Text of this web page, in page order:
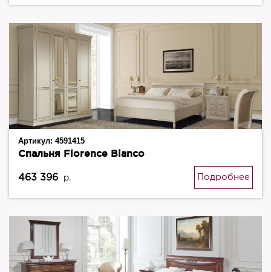
Артикул: 4591415
Спальня Florence Bianco
463 396 р. Подробнее